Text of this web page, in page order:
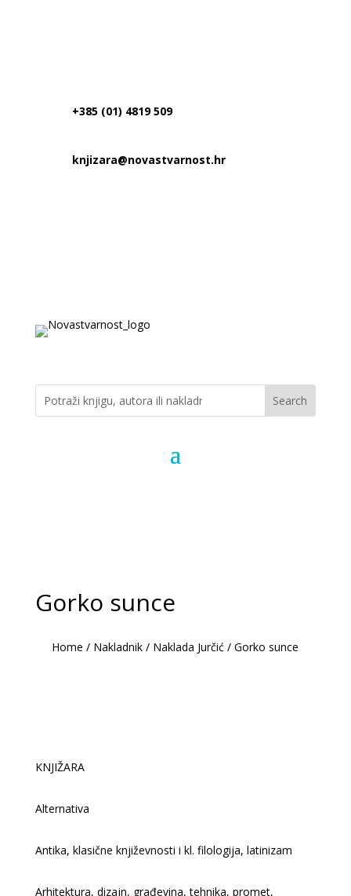
+385 (01) 4819 509
knjizara@novastvarnost.hr
Gorko sunce
Home / Nakladnik / Naklada Jurčić /Gorko sunce
KNJIŽARA
Alternativa
Antika, klasične književnosti i kl. filologija, latinizam
Arhitektura, dizajn, građevina, tehnika, promet,